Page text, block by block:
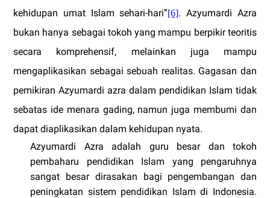
kehidupan umat Islam sehari-hari”[6]. Azyumardi Azra
bukan hanya sebagai tokoh yang mampu berpikir teoritis
secara komprehensif, melainkan juga mampu
mengaplikasikan sebagai sebuah realitas. Gagasan dan
pemikiran Azyumardi azra dalam pendidikan Islam tidak
sebatas ide menara gading, namun juga membumi dan
dapat diaplikasikan dalam kehidupan nyata.
Azyumardi Azra adalah guru besar dan tokoh
pembaharu pendidikan Islam yang pengaruhnya
sangat besar dirasakan bagi pengembangan dan
peningkatan sistem pendidikan Islam di Indonesia.